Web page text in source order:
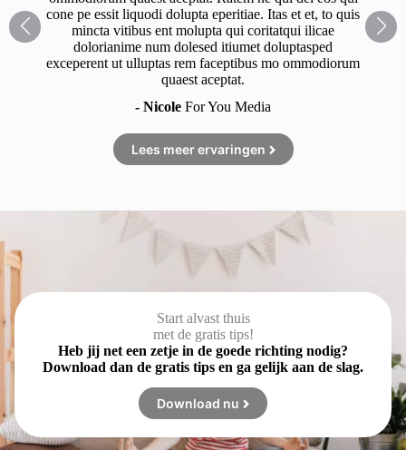
cone pe essit liquodi dolupta eperitiae. Itas et et, to quis
mincta vitibus ent molupta qui coritatqui ilicae
dolorianime num dolesed itiumet doluptasped
exceperent ut ulluptas rem faceptibus mo ommodiorum
quaest aceptat.
- Nicole For You Media
Lees meer ervaringen
Start alvast thuis
met de gratis tips!
Heb jij net een zetje in de goede richting nodig?
Download dan de gratis tips en ga gelijk aan de slag.
Download nu